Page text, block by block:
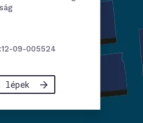
09-005524
lépek